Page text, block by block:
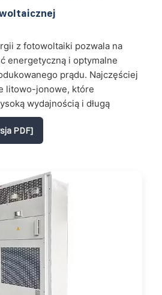
z fotowoltaiki pozwala na
energetyczną i optymalne
prądu. Najczęściej
litowo-jonowe, które
wydajnością i długą
PDF]